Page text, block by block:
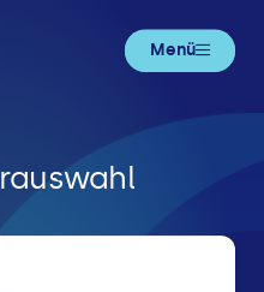
Menü